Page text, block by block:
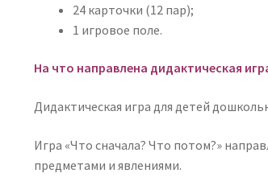
24 карточки (12 пар);
1 игровое поле.
На что направлена дидактическая
Дидактическая игра для детей
Игра «Что сначала? Что потом?»
предметами и явлениями.